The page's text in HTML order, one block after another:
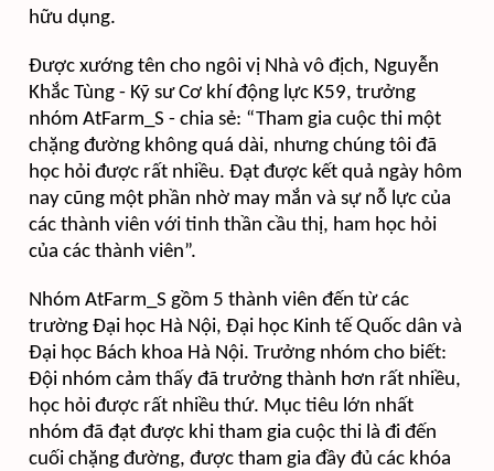
hữu dụng.
Được xướng tên cho ngôi vị Nhà vô địch, Nguyễn
Khắc Tùng - Kỹ sư Cơ khí động lực K59, trưởng
nhóm AtFarm_S - chia sẻ: “Tham gia cuộc thi một
chặng đường không quá dài, nhưng chúng tôi đã
học hỏi được rất nhiều. Đạt được kết quả ngày hôm
nay cũng một phần nhờ may mắn và sự nỗ lực của
các thành viên với tinh thần cầu thị, ham học hỏi
của các thành viên”.
Nhóm AtFarm_S gồm 5 thành viên đến từ các
trường Đại học Hà Nội, Đại học Kinh tế Quốc dân và
Đại học Bách khoa Hà Nội. Trưởng nhóm cho biết:
Đội nhóm cảm thấy đã trưởng thành hơn rất nhiều,
học hỏi được rất nhiều thứ. Mục tiêu lớn nhất
nhóm đã đạt được khi tham gia cuộc thi là đi đến
cuối chặng đường, được tham gia đầy đủ các khóa